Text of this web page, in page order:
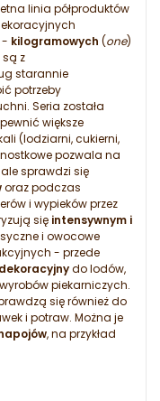
linia półproduktów
- kilogramowych (one)
z
starannie
potrzeby
Seria została
większe
(lodziarni, cukierni,
pozwala na
sprawdzi się
oraz podczas
i wypieków przez
się intensywnym i
i owocowe
- przede
dekoracyjnydo lodów,
piekarniczych.
się również do
i potraw. Można je
, na przykład